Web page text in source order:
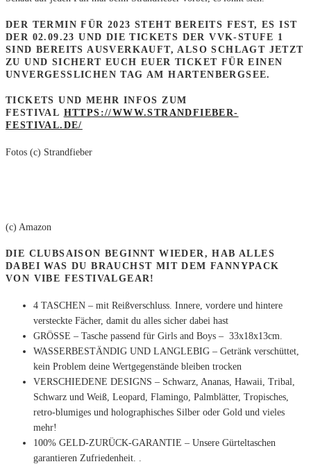
DER TERMIN FÜR 2023 STEHT BEREITS FEST, ES IST
DER 02.09.23 UND DIE TICKETS DER VVK-STUFE 1
SIND BEREITS AUSVERKAUFT, ALSO SCHLAGT JETZT
ZU UND SICHERT EUCH EUER TICKET FÜR EINEN
UNVERGESSLICHEN TAG AM HARTENBERGSEE.
TICKETS UND MEHR INFOS ZUM
FESTIVAL HTTPS://WWW.STRANDFIEBER-
FESTIVAL.DE/
Fotos (c) Strandfieber
(c) Amazon
DIE CLUBSAISON BEGINNT WIEDER, HAB ALLES
DABEI WAS DU BRAUCHST MIT DEM FANNYPACK
VON VIBE FESTIVALGEAR!
4 TASCHEN – mit Reißverschluss. Innere, vordere und hintere
versteckte Fächer, damit du alles sicher dabei hast
GRÖSSE – Tasche passend für Girls and Boys – 33x18x13cm.
WASSERBESTÄNDIG UND LANGLEBIG – Getränk verschüttet,
kein Problem deine Wertgegenstände bleiben trocken
VERSCHIEDENE DESIGNS – Schwarz, Ananas, Hawaii, Tribal,
Schwarz und Weiß, Leopard, Flamingo, Palmblätter, Tropisches,
retro-blumiges und holographisches Silber oder Gold und vieles
mehr!
100% GELD-ZURÜCK-GARANTIE – Unsere Gürteltaschen
garantieren Zufriedenheit. .